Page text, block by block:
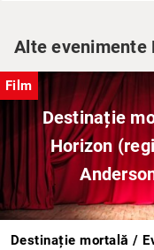
Alte evenimente
Film
Destinație
Horizon